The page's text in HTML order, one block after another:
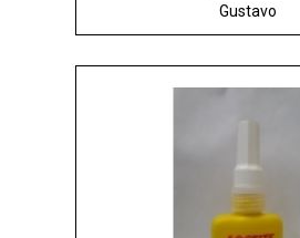
Gustavo